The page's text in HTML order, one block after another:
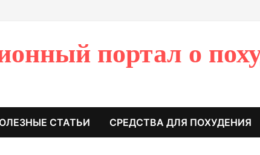
портал о
СТАТЬИ СРЕДСТВА ДЛЯ ПОХУДЕНИЯ